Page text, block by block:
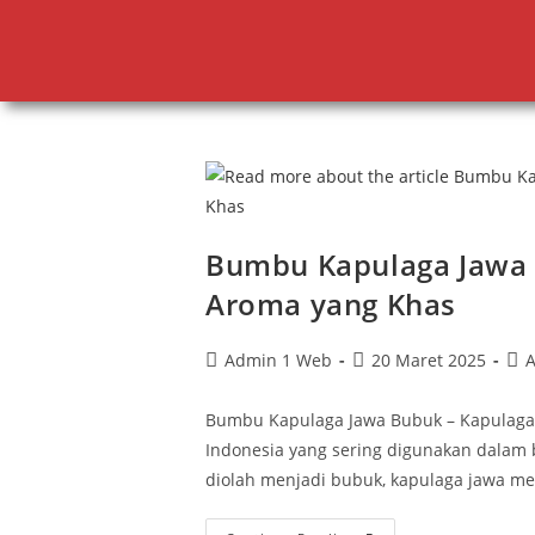
Bumbu Kapulaga
Aroma yang Khas
Admin 1 Web 20 Maret 2025
Bumbu Kapulaga Jawa Bubuk –
Indonesia yang sering digunakan
diolah menjadi bubuk, kapulaga jawa